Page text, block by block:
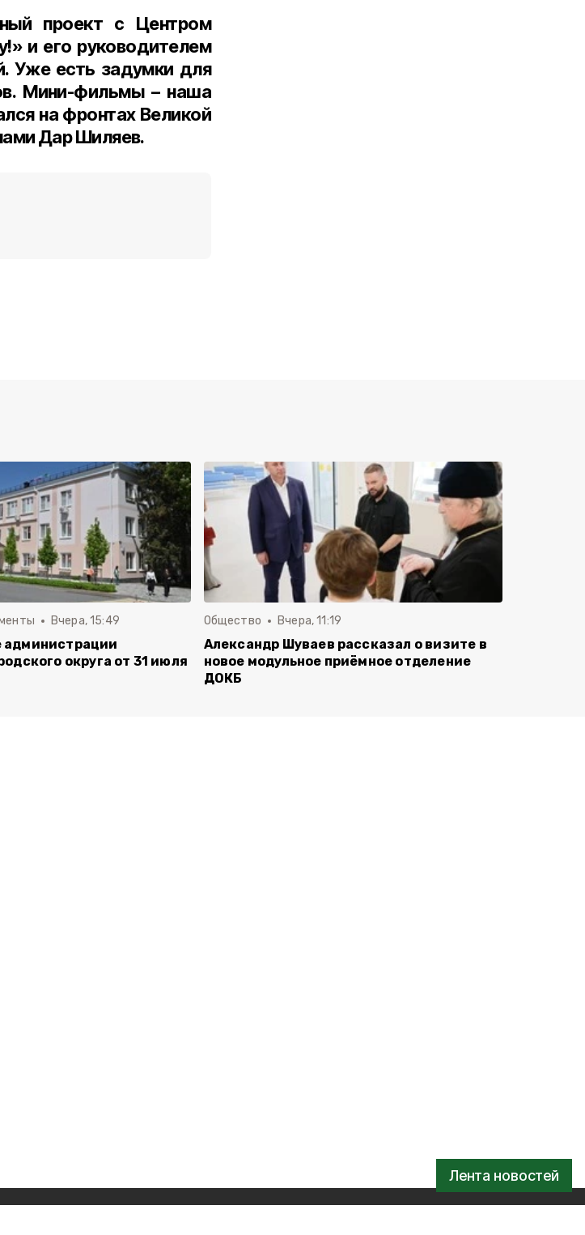
Лента новостей
проект с Центром
и его руководителем
Уже есть задумки для
Мини-фильмы – наша
на фронтах Великой
Дар Шиляев.
Вчера, 15:49
администрации
округа от 31 июля
Общество Вчера, 11:19
Александр Шуваев рассказал о визите в
новое модульное приёмное отделение
ДОКБ